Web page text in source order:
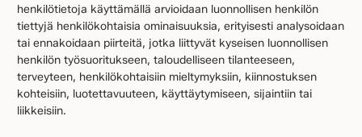
henkilötietoja käyttämällä arvioidaan luonnollisen henkilön
tiettyjä henkilökohtaisia ominaisuuksia, erityisesti analysoidaan
tai ennakoidaan piirteitä, jotka liittyvät kyseisen luonnollisen
henkilön työsuoritukseen, taloudelliseen tilanteeseen,
terveyteen, henkilökohtaisiin mieltymyksiin, kiinnostuksen
kohteisiin, luotettavuuteen, käyttäytymiseen, sijaintiin tai
liikkeisiin.